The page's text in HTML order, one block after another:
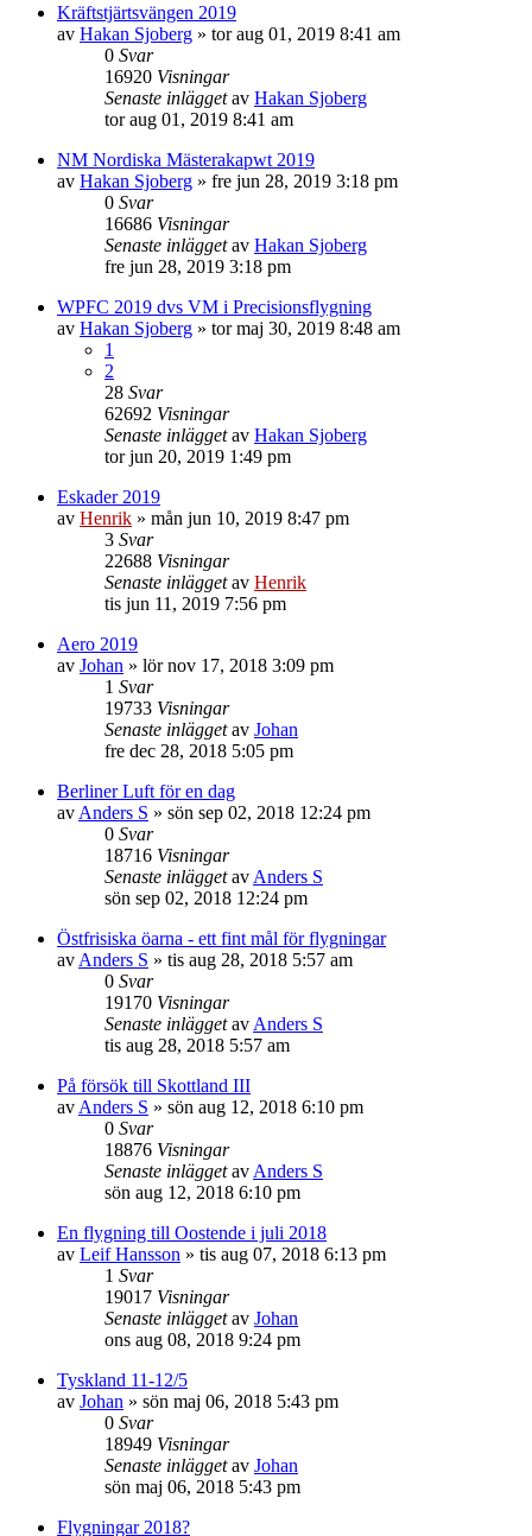
Kräftstjärtsvängen 2019
av Hakan Sjoberg » tor aug 01, 2019 8:41 am
0 Svar
16920 Visningar
Senaste inläggetav Hakan Sjoberg
tor aug 01, 2019 8:41 am
NM Nordiska Mästerakapwt 2019
av Hakan Sjoberg » fre jun 28, 2019 3:18 pm
0 Svar
16686 Visningar
Senaste inläggetav Hakan Sjoberg
fre jun 28, 2019 3:18 pm
WPFC 2019 dvs VM i Precisionsflygning
av Hakan Sjoberg » tor maj 30, 2019 8:48 am
1
2
28 Svar
62692 Visningar
Senaste inläggetav Hakan Sjoberg
tor jun 20, 2019 1:49 pm
Eskader 2019
av Henrik » mån jun 10, 2019 8:47 pm
3 Svar
22688 Visningar
Senaste inläggetav Henrik
tis jun 11, 2019 7:56 pm
Aero 2019
av Johan » lör nov 17, 2018 3:09 pm
1 Svar
19733 Visningar
Senaste inläggetav Johan
fre dec 28, 2018 5:05 pm
Berliner Luft för en dag
av Anders S » sön sep 02, 2018 12:24 pm
0 Svar
18716 Visningar
Senaste inläggetav Anders S
sön sep 02, 2018 12:24 pm
Östfrisiska öarna - ett fint mål för flygningar
av Anders S » tis aug 28, 2018 5:57 am
0 Svar
19170 Visningar
Senaste inläggetav Anders S
tis aug 28, 2018 5:57 am
På försök till Skottland III
av Anders S » sön aug 12, 2018 6:10 pm
0 Svar
18876 Visningar
Senaste inläggetav Anders S
sön aug 12, 2018 6:10 pm
En flygning till Oostende i juli 2018
av Leif Hansson » tis aug 07, 2018 6:13 pm
1 Svar
19017 Visningar
Senaste inläggetav Johan
ons aug 08, 2018 9:24 pm
Tyskland 11-12/5
av Johan » sön maj 06, 2018 5:43 pm
0 Svar
18949 Visningar
Senaste inläggetav Johan
sön maj 06, 2018 5:43 pm
Flygningar 2018?